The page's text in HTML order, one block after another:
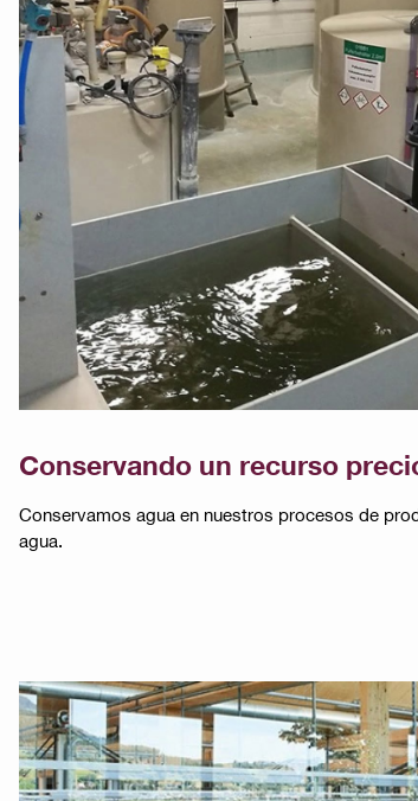
Conservando un recurso
Conservamos agua en nuestros procesos de
agua​​.